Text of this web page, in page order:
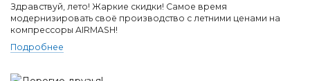
Здравствуй, лето! Жаркие скидки! Самое время
модернизировать своё производство с летними ценами на
компрессоры AIRMASH!
Подробнее